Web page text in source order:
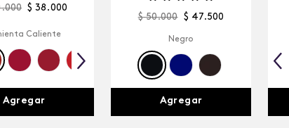
.000 $ 38 .000
Caliente
Agregar
$ 50.000 $ 47.500
Negro
Agregar